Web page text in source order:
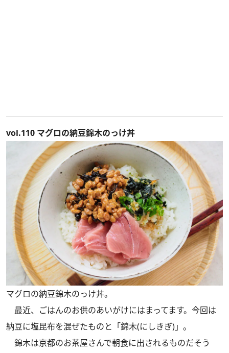
vol.110 マグロの納豆錦木のっけ丼
マグロの納豆錦木のっけ丼。
最近、ごはんのお供のあいがけにはまってます。今回は
納豆に塩昆布を混ぜたものと「錦木(にしきぎ)」。
錦木は京都のお茶屋さんで朝食に出されるものだそう